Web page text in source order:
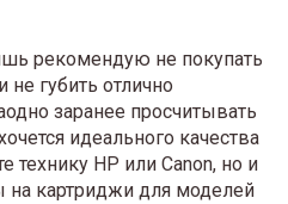
рекомендую не покупать
губить отлично
заранее просчитывать
идеального качества
технику HP или Canon, но и
на картриджи для моделей